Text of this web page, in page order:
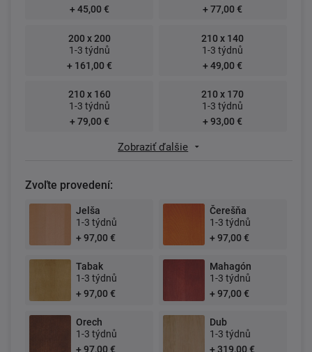
+ 45,00 €
+ 77,00 €
200 x 200
1-3 týdnů
+ 161,00 €
210 x 140
1-3 týdnů
+ 49,00 €
210 x 160
1-3 týdnů
+ 79,00 €
210 x 170
1-3 týdnů
+ 93,00 €
Zobraziť ďalšie
Zvoľte provedení:
Jelša
1-3 týdnů
+ 97,00 €
Čerešňa
1-3 týdnů
+ 97,00 €
Tabak
1-3 týdnů
+ 97,00 €
Mahagón
1-3 týdnů
+ 97,00 €
Orech
1-3 týdnů
+ 97,00 €
Dub
1-3 týdnů
+ 319,00 €